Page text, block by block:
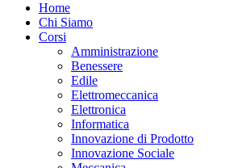
Home
Chi Siamo
Corsi
Amministrazione
Benessere
Edile
Elettromeccanica
Elettronica
Informatica
Innovazione di Prodotto
Innovazione Sociale